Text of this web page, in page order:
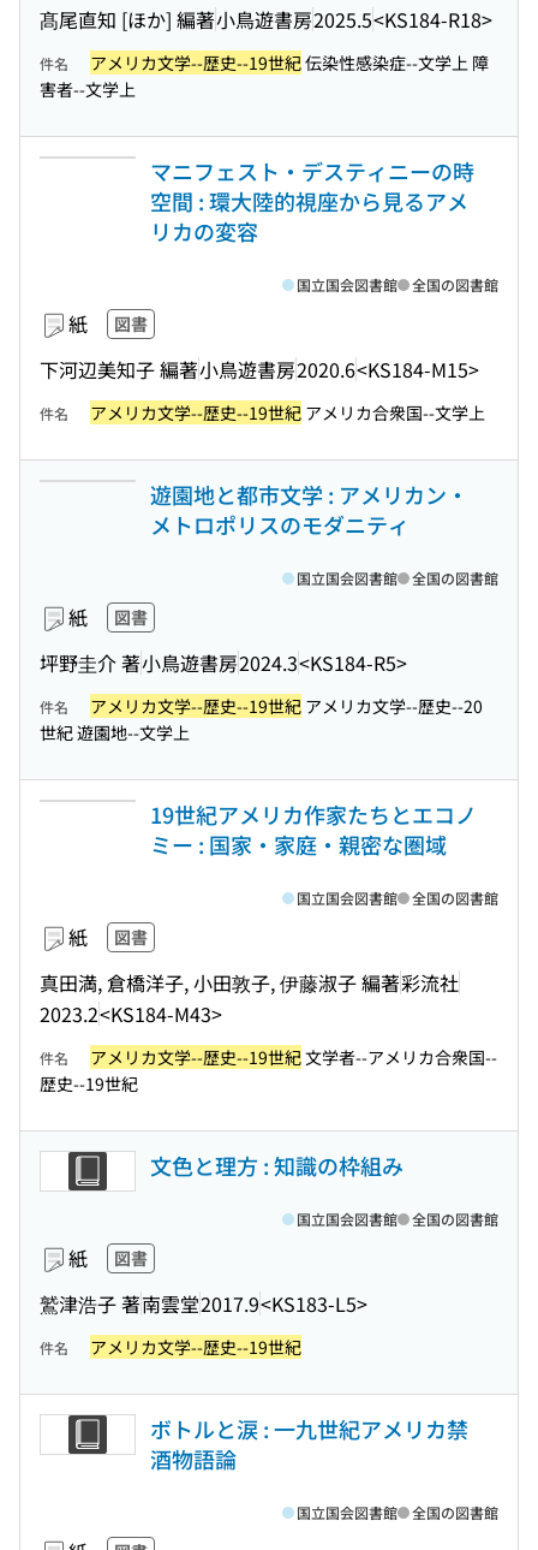
髙尾直知 [ほか] 編著小鳥遊書房2025.5<KS184-R18>
件名 アメリカ文学--歴史--19世紀伝染性感染症--文学上 障
害者--文学上
マニフェスト・デスティニーの時
空間 : 環大陸的視座から見るアメ
リカの変容
紙 図書
下河辺美知子 編著小鳥遊書房2020.6<KS184-M15>
国立国会図書館 全国の図書館
件名 アメリカ文学--歴史--19世紀 アメリカ合衆国--文学上
遊園地と都市文学 : アメリカン・
メトロポリスのモダニティ
紙 図書
坪野圭介 著小鳥遊書房2024.3<KS184-R5>
国立国会図書館 全国の図書館
件名 アメリカ文学--歴史--19世紀 アメリカ文学--歴史--20
世紀 遊園地--文学上
19世紀アメリカ作家たちとエコノ
ミー : 国家・家庭・親密な圏域
紙 図書
真田満, 倉橋洋子, 小田敦子, 伊藤淑子 編著彩流社
2023.2<KS184-M43>
国立国会図書館 全国の図書館
件名 アメリカ文学--歴史--19世紀文学者--アメリカ合衆国--
歴史--19世紀
文色と理方 : 知識の枠組み
紙 図書
鷲津浩子 著南雲堂2017.9<KS183-L5>
国立国会図書館 全国の図書館
件名 アメリカ文学--歴史--19世紀
ボトルと涙 : 一九世紀アメリカ禁
酒物語論
国立国会図書館 全国の図書館